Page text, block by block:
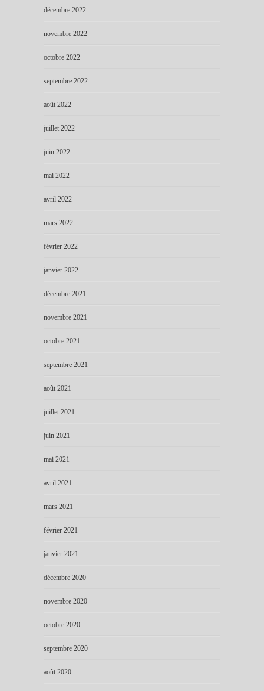
décembre 2022
novembre 2022
octobre 2022
septembre 2022
août 2022
juillet 2022
juin 2022
mai 2022
avril 2022
mars 2022
février 2022
janvier 2022
décembre 2021
novembre 2021
octobre 2021
septembre 2021
août 2021
juillet 2021
juin 2021
mai 2021
avril 2021
mars 2021
février 2021
janvier 2021
décembre 2020
novembre 2020
octobre 2020
septembre 2020
août 2020